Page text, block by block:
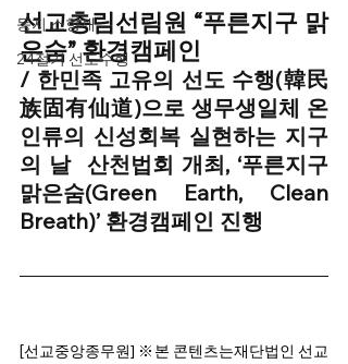
동지 소향재
24절기 선도수행
선교총림선림원 “푸른지구 맑
은숨” 환경캠페인
/ 한민족 고유의 선도 수행(韓民
族固有仙道)으로 생무생일체 온
인류의 신성회복 실현하는 지구
의 날  산천법회 개최, ‘푸른지구
맑은숨(Green Earth, Clean
Breath)’ 환경캠페인 진행
[선교중앙종무원] ※본 콘텐츠는재단법인 선교